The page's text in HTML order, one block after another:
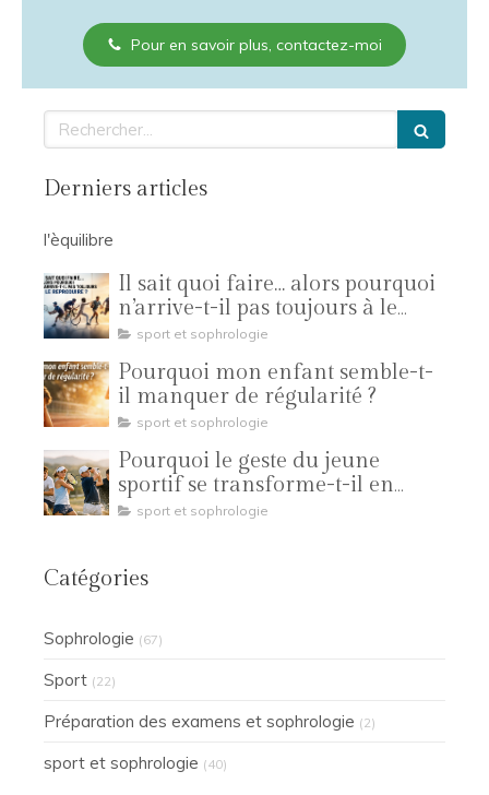
Pour en savoir plus, contactez-moi
Rechercher
Derniers articles
l'èquilibre
Il sait quoi faire… alors pourquoi
n’arrive-t-il pas toujours à le
reproduire ?
sport et sophrologie
Pourquoi mon enfant semble-t-
il manquer de régularité ?
sport et sophrologie
Pourquoi le geste du jeune
sportif se transforme-t-il en
compétition ?
sport et sophrologie
Catégories
Sophrologie (67)
Sport (22)
Préparation des examens et sophrologie (2)
sport et sophrologie (40)